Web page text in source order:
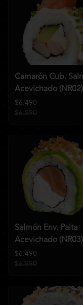
Camarón Cub.
Acevichado (NR02)
$6.490
$6.590
Salmón Env. Palta
Acevichado (NR03)
$6.490
$6.590